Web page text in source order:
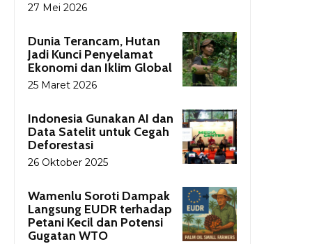
27 Mei 2026
Dunia Terancam, Hutan
Jadi Kunci Penyelamat
Ekonomi dan Iklim Global
25 Maret 2026
Indonesia Gunakan AI dan
Data Satelit untuk Cegah
Deforestasi
26 Oktober 2025
Wamenlu Soroti Dampak
Langsung EUDR terhadap
Petani Kecil dan Potensi
Gugatan WTO